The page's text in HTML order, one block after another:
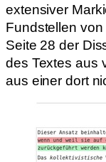
extensiver
Fundstellen
Seite 28 der
des Textes aus
aus einer dort